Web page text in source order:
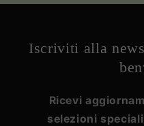
Iscriviti alla
Ricevi
selezioni